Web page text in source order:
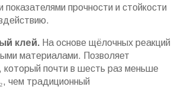
прочности и стойкости
клей. На основе щёлочных реакций
материалами. Позволяет
который почти в шесть раз меньше
чем традиционный